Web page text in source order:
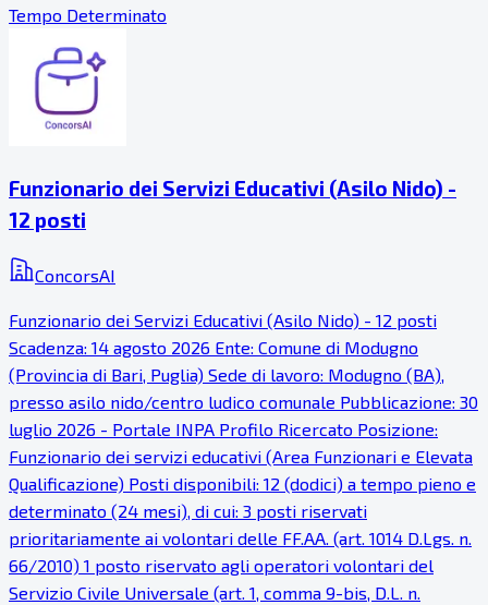
Tempo Determinato
Funzionario dei Servizi Educativi (Asilo Nido) -
12 posti
ConcorsAI
Funzionario dei Servizi Educativi (Asilo Nido) - 12 posti
Scadenza: 14 agosto 2026 Ente: Comune di Modugno
(Provincia di Bari, Puglia) Sede di lavoro: Modugno (BA),
presso asilo nido/centro ludico comunale Pubblicazione: 30
luglio 2026 - Portale INPA Profilo Ricercato Posizione:
Funzionario dei servizi educativi (Area Funzionari e Elevata
Qualificazione) Posti disponibili: 12 (dodici) a tempo pieno e
determinato (24 mesi), di cui: 3 posti riservati
prioritariamente ai volontari delle FF.AA. (art. 1014 D.Lgs. n.
66/2010) 1 posto riservato agli operatori volontari del
Servizio Civile Universale (art. 1, comma 9-bis, D.L. n.